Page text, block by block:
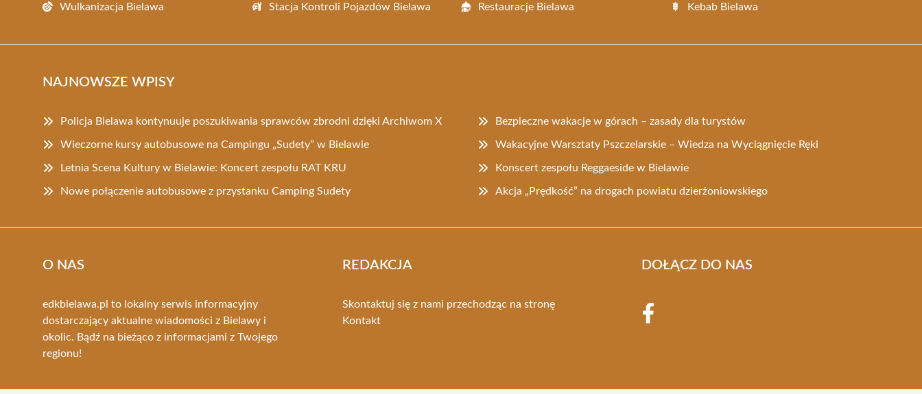
Wulkanizacja Bielawa Stacja Kontroli Pojazdów Bielawa Restauracje Bielawa Kebab Bielawa
NAJNOWSZE WPISY
Policja Bielawa kontynuuje poszukiwania sprawców zbrodni dzięki Archiwom X Bezpieczne wakacje w górach – zasady dla turystów
Wieczorne kursy autobusowe na Campingu „Sudety” w Bielawie Wakacyjne Warsztaty Pszczelarskie – Wiedza na Wyciągnięcie Ręki
Letnia Scena Kultury w Bielawie: Koncert zespołu RAT KRU Konscert zespołu Reggaeside w Bielawie
Nowe połączenie autobusowe z przystanku Camping Sudety Akcja „Prędkość” na drogach powiatu dzierżoniowskiego
O NAS
edkbielawa.pl to lokalny serwis informacyjny
dostarczający aktualne wiadomości z Bielawy i
okolic. Bądź na bieżąco z informacjami z Twojego
regionu!
REDAKCJA
Skontaktuj się z nami przechodząc na stronę
Kontakt
DOŁĄCZ DO NAS